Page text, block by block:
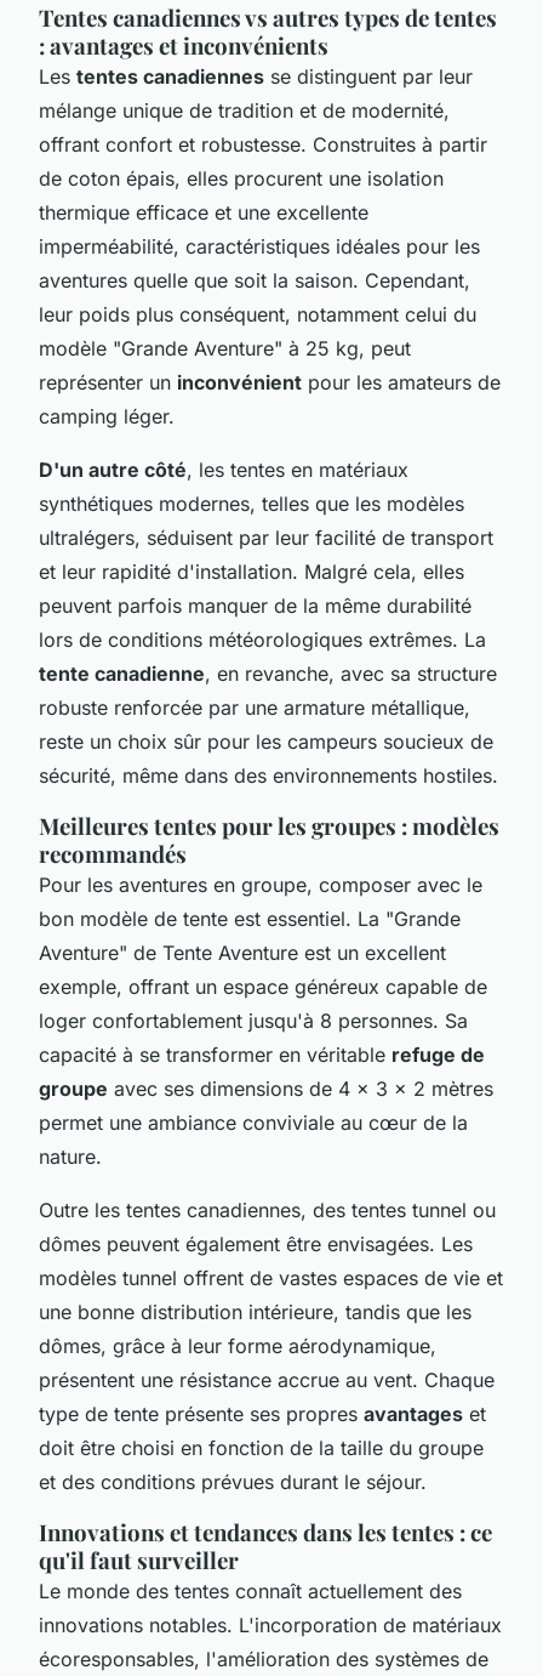
Tentes canadiennes vs autres types de tentes
: avantages et inconvénients
Les tentes canadiennes se distinguent par leur
mélange unique de tradition et de modernité,
offrant confort et robustesse. Construites à partir
de coton épais, elles procurent une isolation
thermique efficace et une excellente
imperméabilité, caractéristiques idéales pour les
aventures quelle que soit la saison. Cependant,
leur poids plus conséquent, notamment celui du
modèle "Grande Aventure" à 25 kg, peut
représenter un inconvénient pour les amateurs de
camping léger.
D'un autre côté, les tentes en matériaux
synthétiques modernes, telles que les modèles
ultralégers, séduisent par leur facilité de transport
et leur rapidité d'installation. Malgré cela, elles
peuvent parfois manquer de la même durabilité
lors de conditions météorologiques extrêmes. La
tente canadienne, en revanche, avec sa structure
robuste renforcée par une armature métallique,
reste un choix sûr pour les campeurs soucieux de
sécurité, même dans des environnements hostiles.
Meilleures tentes pour les groupes : modèles
recommandés
Pour les aventures en groupe, composer avec le
bon modèle de tente est essentiel. La "Grande
Aventure" de Tente Aventure est un excellent
exemple, offrant un espace généreux capable de
loger confortablement jusqu'à 8 personnes. Sa
capacité à se transformer en véritable refuge de
groupe avec ses dimensions de 4 x 3 x 2 mètres
permet une ambiance conviviale au cœur de la
nature.
Outre les tentes canadiennes, des tentes tunnel ou
dômes peuvent également être envisagées. Les
modèles tunnel offrent de vastes espaces de vie et
une bonne distribution intérieure, tandis que les
dômes, grâce à leur forme aérodynamique,
présentent une résistance accrue au vent. Chaque
type de tente présente ses propres avantages et
doit être choisi en fonction de la taille du groupe
et des conditions prévues durant le séjour.
Innovations et tendances dans les tentes : ce
qu'il faut surveiller
Le monde des tentes connaît actuellement des
innovations notables. L'incorporation de matériaux
écoresponsables, l'amélioration des systèmes de